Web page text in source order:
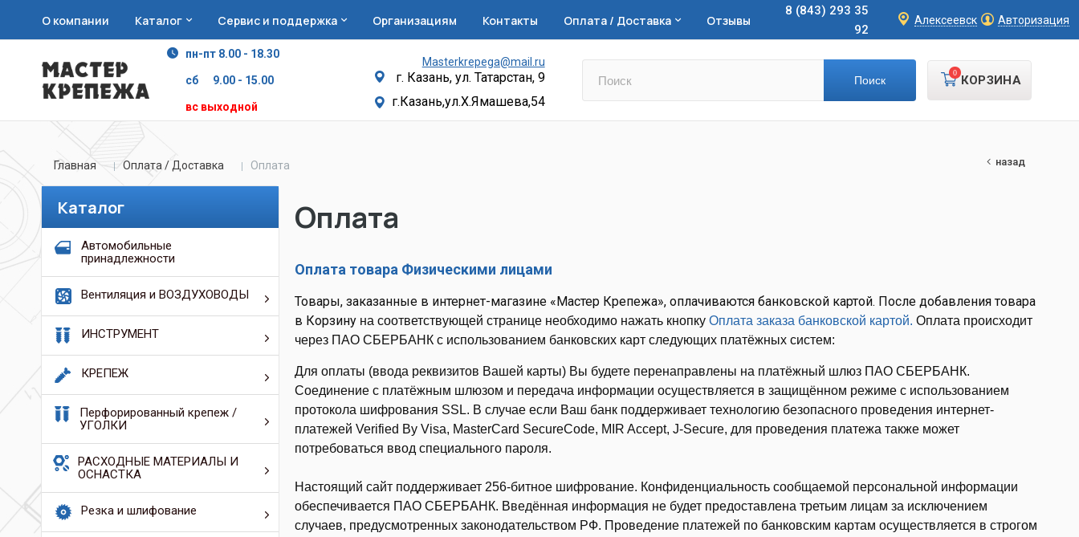
О компании Каталог Сервис и поддержка Организациям Контакты Оплата / Доставка Отзывы
8 (843) 293 35
92
Алексеевск Авторизация
пн-пт 8.00 - 18.30
сб 9.00 - 15.00
вс выходной
Masterkrepega@mail.ru
г. Казань, ул. Татарстан, 9
г.Казань,ул.Х.Ямашева,54
КОРЗИНА
0
Главная Оплата / Доставка Оплата назад
Каталог
Автомобильные
принадлежности
Вентиляция и ВОЗДУХОВОДЫ
ИНСТРУМЕНТ
КРЕПЕЖ
Перфорированный крепеж /
УГОЛКИ
РАСХОДНЫЕ МАТЕРИАЛЫ И
ОСНАСТКА
Резка и шлифование
Оплата
Оплата товара Физическими лицами
Товары, заказанные в интернет-магазине «Мастер Крепежа», оплачиваются банковской картой. После добавления товара
в Корзину на соответствующей странице необходимо нажать кнопку Оплата заказа банковской картой. Оплата происходит
через ПАО СБЕРБАНК с использованием банковских карт следующих платёжных систем:
Для оплаты (ввода реквизитов Вашей карты) Вы будете перенаправлены на платёжный шлюз ПАО СБЕРБАНК.
Соединение с платёжным шлюзом и передача информации осуществляется в защищённом режиме с использованием
протокола шифрования SSL. В случае если Ваш банк поддерживает технологию безопасного проведения интернет-
платежей Verified By Visa, MasterCard SecureCode, MIR Accept, J-Secure, для проведения платежа также может
потребоваться ввод специального пароля.
Настоящий сайт поддерживает 256-битное шифрование. Конфиденциальность сообщаемой персональной информации
обеспечивается ПАО СБЕРБАНК. Введённая информация не будет предоставлена третьим лицам за исключением
случаев, предусмотренных законодательством РФ. Проведение платежей по банковским картам осуществляется в строгом